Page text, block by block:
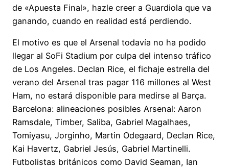
de «Apuesta Final», hazle creer a Guardiola que va
ganando, cuando en realidad está perdiendo.
El motivo es que el Arsenal todavía no ha podido
llegar al SoFi Stadium por culpa del intenso tráfico
de Los Angeles. Declan Rice, el fichaje estrella del
verano del Arsenal tras pagar 116 millones al West
Ham, no estará disponible para medirse al Barça.
Barcelona: alineaciones posibles Arsenal: Aaron
Ramsdale, Timber, Saliba, Gabriel Magalhaes,
Tomiyasu, Jorginho, Martin Odegaard, Declan Rice,
Kai Havertz, Gabriel Jesús, Gabriel Martinelli.
Futbolistas británicos como David Seaman, Ian